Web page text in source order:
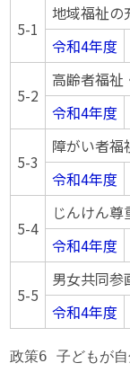
5-1
地域福祉の
令和4年度
5-2
高齢者福祉
令和4年度
5-3
障がい者福
令和4年度
5-4
じんけん尊
令和4年度
5-5
男女共同参
令和4年度
政策6 子どもが